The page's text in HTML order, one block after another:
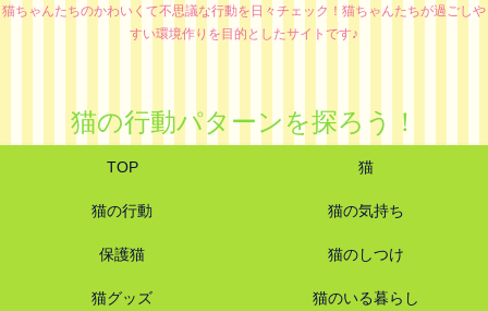
猫ちゃんたちのかわいくて不思議な行動を日々チェック！猫ちゃんたちが過ごしや
すい環境作りを目的としたサイトです♪
猫の行動パターンを探ろう！
TOP 猫
猫の行動 猫の気持ち
保護猫 猫のしつけ
猫グッズ 猫のいる暮らし